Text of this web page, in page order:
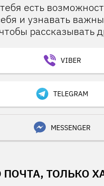
есть
и узнавать
рассказывать
VIBER
TELEGRAM
MESSENGER
ТОЛЬКО